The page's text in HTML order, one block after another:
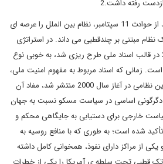
رفته داشت.2
در عرصه ی خارجی، روسیه بعد از حوادث 11 سپتامبر، نظام بین الملل را عرصه ای
مبتنی بر چندقطبی می داند. در استراتژی
هایی که از سال 2000 تا 2010 در قالب اسناد ملی طرح ریزی شد، به خوبی نوع
زمانی که اسناد مربوط به مفهوم امنیت ملی،
مفهوم سیاست خارجی و دکترین نظامی در آغاز سال 2000 منتشر شد، مفاد آن
دگرگونی اساسی در سیاست مسکو نسبت به جهان
خارجی برای دستیابی به جایگاهی محکم و
شده است؛ به طوری که با منافع روسیه به
از مراکز دارای نفوذ، همخوانی کامل داشته